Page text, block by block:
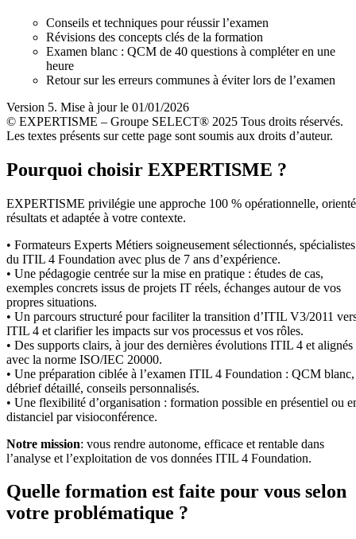
Conseils et techniques pour réussir l’examen
Révisions des concepts clés de la formation
Examen blanc : QCM de 40 questions à compléter en une
heure
Retour sur les erreurs communes à éviter lors de l’examen
Version 5. Mise à jour le 01/01/2026
© EXPERTISME – Groupe SELECT® 2025 Tous droits réservés.
Les textes présents sur cette page sont soumis aux droits d’auteur.
Pourquoi choisir EXPERTISME ?
EXPERTISME privilégie une approche 100 % opérationnelle,
résultats et adaptée à votre contexte.
• Formateurs Experts Métiers soigneusement sélectionnés, spécialistes
du ITIL 4 Foundation avec plus de 7 ans d’expérience.
• Une pédagogie centrée sur la mise en pratique : études de cas,
exemples concrets issus de projets IT réels, échanges autour de vos
propres situations.
• Un parcours structuré pour faciliter la transition d’ITIL V3/2011
ITIL 4 et clarifier les impacts sur vos processus et vos rôles.
• Des supports clairs, à jour des dernières évolutions ITIL 4 et alignés
avec la norme ISO/IEC 20000.
• Une préparation ciblée à l’examen ITIL 4 Foundation : QCM blanc,
débrief détaillé, conseils personnalisés.
• Une flexibilité d’organisation : formation possible en présentiel ou
distanciel par visioconférence.
Notre mission: vous rendre autonome, efficace et rentable dans
l’analyse et l’exploitation de vos données ITIL 4 Foundation.
Quelle formation est faite pour vous selon
votre problématique ?